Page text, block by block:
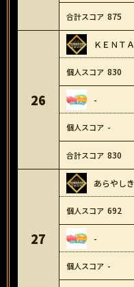
875
26
ＫＥＮＴＡ
830
-
-
830
27
あらやしき
692
-
-